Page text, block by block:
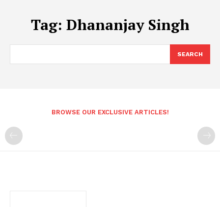
Tag: Dhananjay Singh
SEARCH
BROWSE OUR EXCLUSIVE ARTICLES!